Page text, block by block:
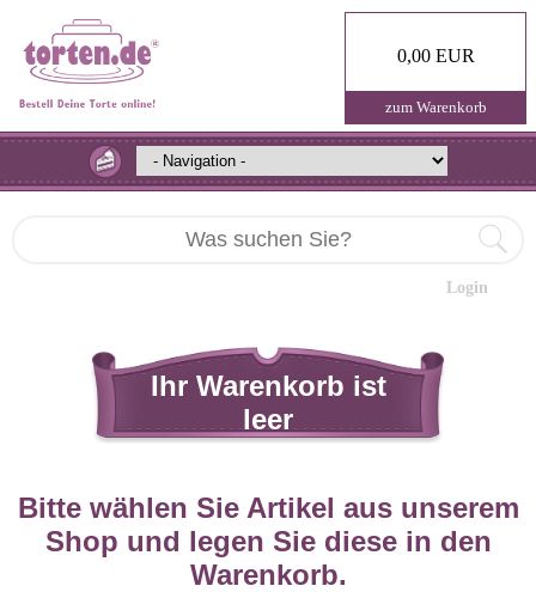
0,00 EUR
zum Warenkorb
Login
Ihr Warenkorb ist
leer
Bitte wählen Sie Artikel aus unserem
Shop und legen Sie diese in den
Warenkorb.